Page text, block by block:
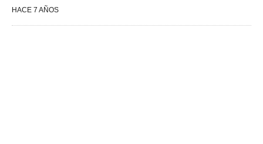
HACE 7 AÑOS